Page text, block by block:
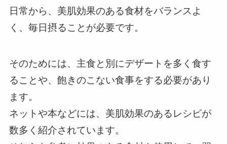
日常から、美肌効果のある食材をバランスよ
く、毎日摂ることが必要です。
そのためには、主食と別にデザートを多く食す
ることや、飽きのこない食事をする必要があり
ます。
ネットや本などには、美肌効果のあるレシピが
数多く紹介されています。